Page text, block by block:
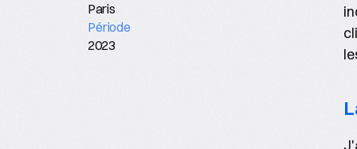
Paris
Période
2023